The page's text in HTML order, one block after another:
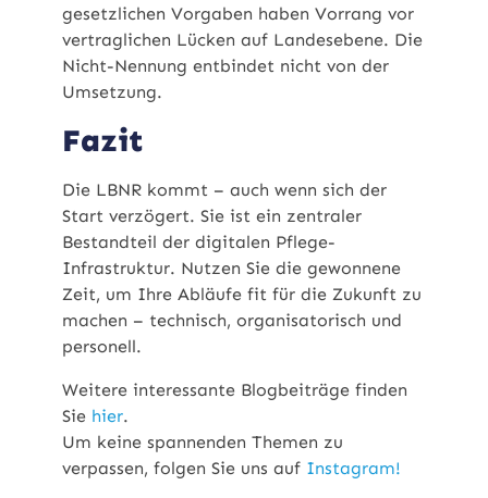
gesetzlichen Vorgaben haben Vorrang vor
vertraglichen Lücken auf Landesebene. Die
Nicht-Nennung entbindet nicht von der
Umsetzung.
Fazit
Die LBNR kommt – auch wenn sich der
Start verzögert. Sie ist ein zentraler
Bestandteil der digitalen Pflege-
Infrastruktur. Nutzen Sie die gewonnene
Zeit, um Ihre Abläufe fit für die Zukunft zu
machen – technisch, organisatorisch und
personell.
Weitere interessante Blogbeiträge finden
Sie hier.
Um keine spannenden Themen zu
verpassen, folgen Sie uns auf Instagram!